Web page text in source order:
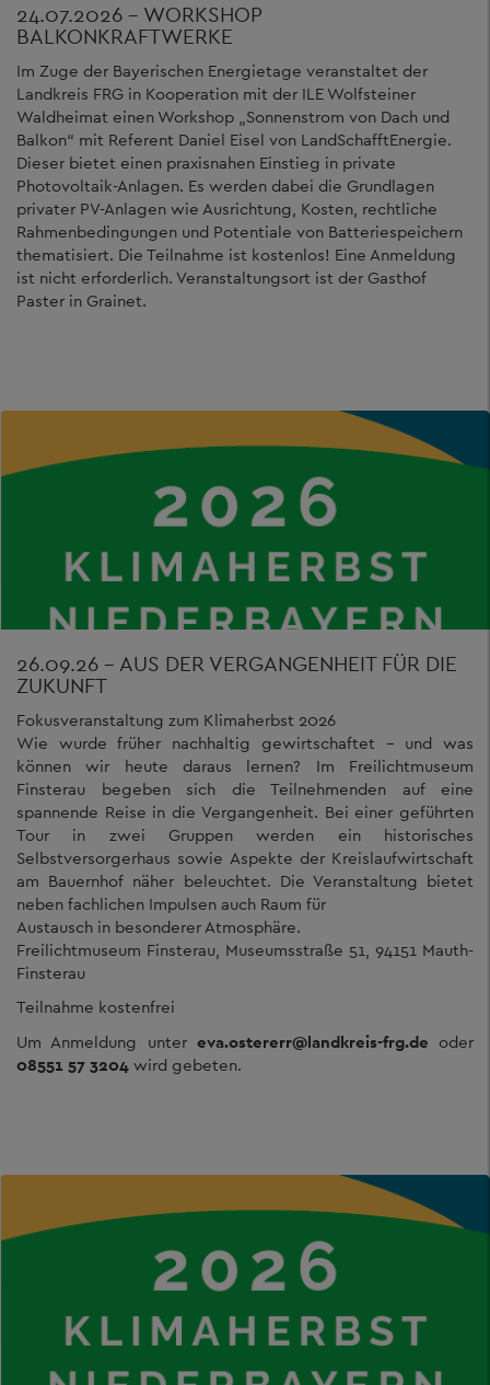
24.07.2026 - WORKSHOP
BALKONKRAFTWERKE
Im Zuge der Bayerischen Energietage veranstaltet der
Landkreis FRG in Kooperation mit der ILE Wolfsteiner
Waldheimat einen Workshop „Sonnenstrom von Dach und
Balkon“ mit Referent Daniel Eisel von LandSchafftEnergie.
Dieser bietet einen praxisnahen Einstieg in private
Photovoltaik-Anlagen. Es werden dabei die Grundlagen
privater PV-Anlagen wie Ausrichtung, Kosten, rechtliche
Rahmenbedingungen und Potentiale von Batteriespeichern
thematisiert. Die Teilnahme ist kostenlos! Eine Anmeldung
ist nicht erforderlich. Veranstaltungsort ist der Gasthof
Paster in Grainet.
26.09.26 - AUS DER VERGANGENHEIT FÜR DIE
ZUKUNFT
Fokusveranstaltung zum Klimaherbst 2026
Wie wurde früher nachhaltig gewirtschaftet – und was
können wir heute daraus lernen? Im Freilichtmuseum
Finsterau begeben sich die Teilnehmenden auf eine
spannende Reise in die Vergangenheit. Bei einer geführten
Tour in zwei Gruppen werden ein historisches
Selbstversorgerhaus sowie Aspekte der Kreislaufwirtschaft
am Bauernhof näher beleuchtet. Die Veranstaltung bietet
neben fachlichen Impulsen auch Raum für
Austausch in besonderer Atmosphäre.
Freilichtmuseum Finsterau, Museumsstraße 51, 94151 Mauth-
Finsterau
Teilnahme kostenfrei
Um Anmeldung unter eva.ostererr@landkreis-frg.de oder
08551 57 3204 wird gebeten.